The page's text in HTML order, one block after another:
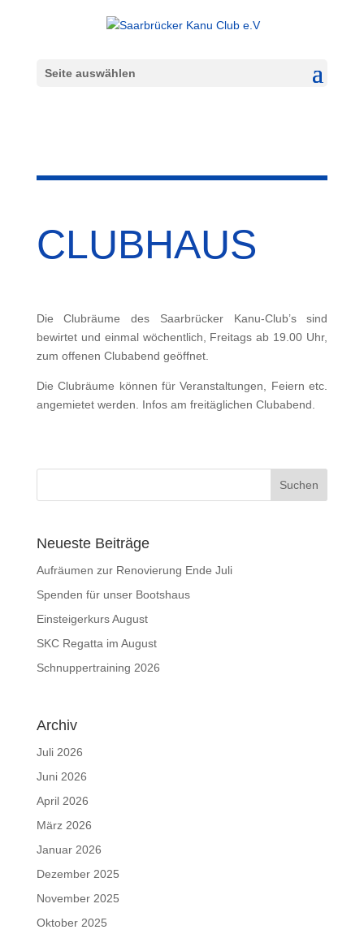
Seite auswählen
CLUBHAUS
Die Clubräume des Saarbrücker Kanu-Club’s sind
bewirtet und einmal wöchentlich, Freitags ab 19.00 Uhr,
zum offenen Clubabend geöffnet.
Die Clubräume können für Veranstaltungen, Feiern etc.
angemietet werden. Infos am freitäglichen Clubabend.
Neueste Beiträge
Aufräumen zur Renovierung Ende Juli
Spenden für unser Bootshaus
Einsteigerkurs August
SKC Regatta im August
Schnuppertraining 2026
Archiv
Juli 2026
Juni 2026
April 2026
März 2026
Januar 2026
Dezember 2025
November 2025
Oktober 2025